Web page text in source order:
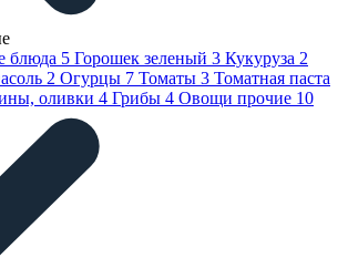
блюда 5 Горошек зеленый 3 Кукуруза 2
2 Огурцы 7 Томаты 3 Томатная паста
оливки 4 Грибы 4 Овощи прочие 10